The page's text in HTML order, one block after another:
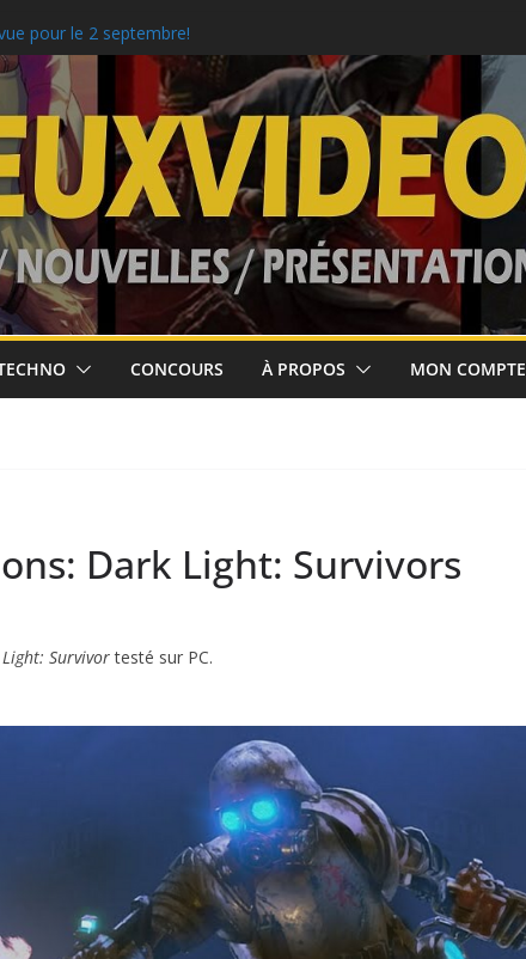
pour le 2 septembre!
scolaire!
Clancy’s Ghost
CONCOURS À PROPOS MON COMPTE
Dark Light: Survivors
Survivortesté sur PC.